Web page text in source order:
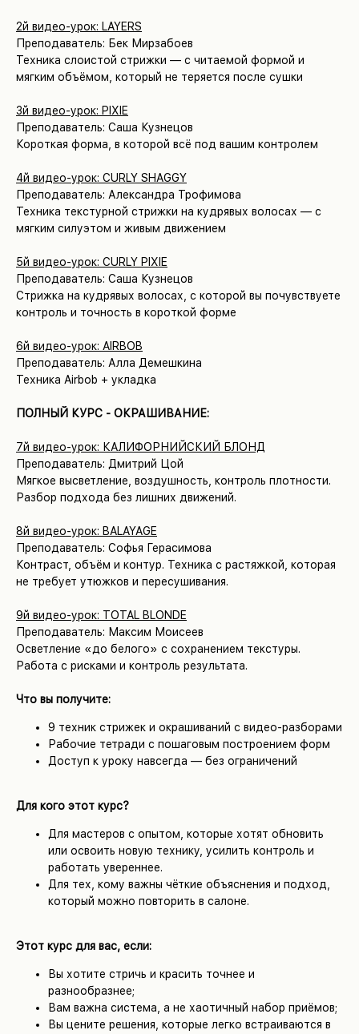
2й видео-урок: LAYERS
Преподаватель: Бек Мирзабоев
Техника слоистой стрижки — с читаемой формой и
мягким объёмом, который не теряется после сушки
3й видео-урок: PIXIE
Преподаватель: Саша Кузнецов
Короткая форма, в которой всё под вашим контролем
4й видео-урок: CURLY SHAGGY
Преподаватель: Александра Трофимова
Техника текстурной стрижки на кудрявых волосах — с
мягким силуэтом и живым движением
5й видео-урок: CURLY PIXIE
Преподаватель: Саша Кузнецов
Стрижка на кудрявых волосах, с которой вы почувствуете
контроль и точность в короткой форме
6й видео-урок: AIRBOB
Преподаватель: Алла Демешкина
Техника Airbob + укладка
ПОЛНЫЙ КУРС - ОКРАШИВАНИЕ:
7й видео-урок: КАЛИФОРНИЙСКИЙ БЛОНД
Преподаватель: Дмитрий Цой
Мягкое высветление, воздушность, контроль плотности.
Разбор подхода без лишних движений.
8й видео-урок: BALAYAGE
Преподаватель: Софья Герасимова
Контраст, объём и контур. Техника с растяжкой, которая
не требует утюжков и пересушивания.
9й видео-урок: TOTAL BLONDE
Преподаватель: Максим Моисеев
Осветление «до белого» с сохранением текстуры.
Работа с рисками и контроль результата.
Что вы получите:
9 техник стрижек и окрашиваний с видео-разборами
Рабочие тетради с пошаговым построением форм
Доступ к уроку навсегда — без ограничений
Для кого этот курс?
Для мастеров с опытом, которые хотят обновить
или освоить новую технику, усилить контроль и
работать увереннее.
Для тех, кому важны чёткие объяснения и подход,
который можно повторить в салоне.
Этот курс для вас, если:
Вы хотите стричь и красить точнее и
разнообразнее;
Вам важна система, а не хаотичный набор приёмов;
Вы цените решения, которые легко встраиваются в